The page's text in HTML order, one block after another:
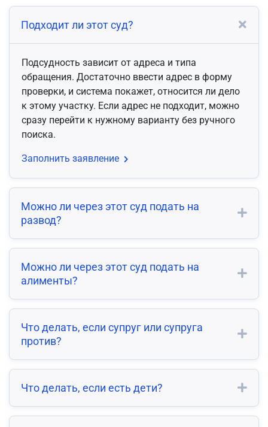
Подходит ли этот суд?
Подсудность зависит от адреса и типа
обращения. Достаточно ввести адрес в форму
проверки, и система покажет, относится ли дело
к этому участку. Если адрес не подходит, можно
сразу перейти к нужному варианту без ручного
поиска.
Заполнить заявление
Можно ли через этот суд подать на
развод?
Можно ли через этот суд подать на
алименты?
Что делать, если супруг или супруга
против?
Что делать, если есть дети?